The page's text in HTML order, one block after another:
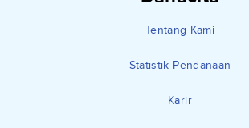
Tentang Kami
Statistik Pendanaan
Karir